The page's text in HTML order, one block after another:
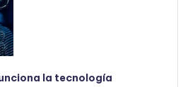
la tecnología